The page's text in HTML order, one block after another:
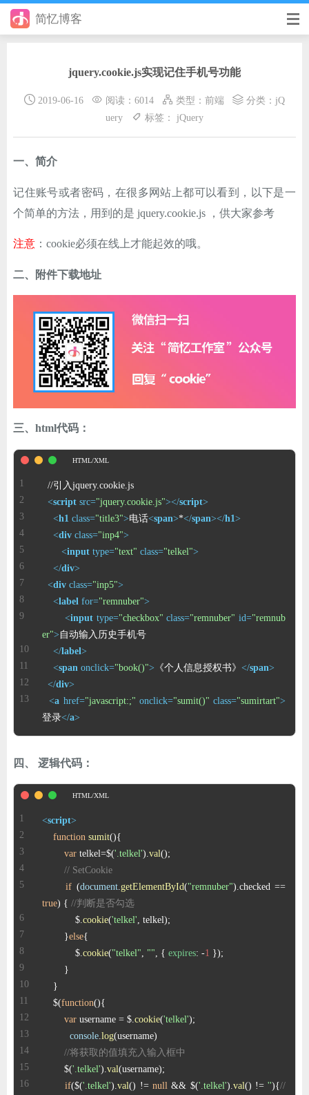
简忆博客
手册
日记
其它
省钱帮
ChatGPT
jquery.cookie.js实现记住手机号功能
2019-06-16 阅读：6014 类型： 前端 分类： jQ
uery
标签： jQuery
一、简介
记住账号或者密码，在很多网站上都可以看到，以下是一
个简单的方法，用到的是 jquery.cookie.js ，供大家参考
注意 ：cookie必须在线上才能起效的哦。
二、附件下载地址
三、html代码：
  //引入jquery.cookie.js
<script src="jquery.cookie.js"></script>
<h1 class="title3">电话<span>*</span></h1>
<div class="inp4">
<input type="text" class="telkel">
</div>
<div class="inp5">
<label for="remnuber">
<input type="checkbox" class="remnuber" id="remnub
er">
自动输入历史手机号
</label>
<span onclick="book()"> 《个人信息授权书》 </span>
</div>
<a href="javascript:;" onclick="sumit()" class="sumirtart">
登录</a>
四、 逻辑代码：
<script>
function sumit(
var telkel=$('.telkel').val
// SetCookie
if (document.getElementById("remnuber").checked
true) { //判断是否勾选
	    $.
cookie('telkel'
	}
else
	    $.
cookie("telkel", "", { expires: -1
    $(
function(
var username = $.cookie('telkel'
console.log
//将获取的值填充入输入框中
	$(
'.telkel').val
if($('.telkel').val() != null && $('.telkel').val() != ''){//